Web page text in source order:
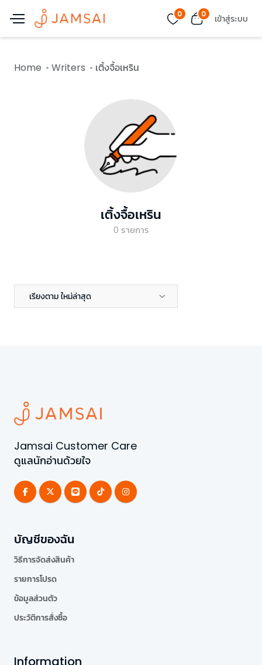
0 0 เข้าสู่ระบบ
Home Writers เติ้งจื้อเหริน
เติ้งจื้อเหริน
0 รายการ
เรียงตาม ใหม่ล่าสุด
Jamsai Customer Care
ดูแลนักอ่านด้วยใจ
บัญชีของฉัน
วิธีการจัดส่งสินค้า
รายการโปรด
ข้อมูลส่วนตัว
ประวัติการสั่งซื้อ
Information